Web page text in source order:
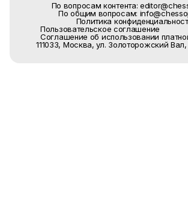
По вопросам контента:
По общим вопросам:
Политика
Пользовательское соглашение
Соглашение об использовании
111033, Москва, ул. Золоторожский